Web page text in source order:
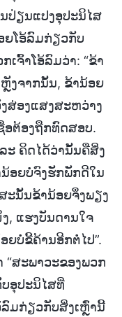
ປ່ຽນແປງອຸປະນິໄສ
ຍໂອ້ລົມກ່ຽວກັບ
ຈົ້າໂອ້ລົມວ່າ: “ຂ້າ
ງຈາກນັ້ນ, ຂ້ານ້ອຍ
ສ່ອງແສງສະຫວ່າງ
ຕ້ອງຖືກທົດສອບ.
ະ ຄິດໄດ້ວ່ານັ້ນຄືສິ່ງ
ອຍບໍ່ຈົງຮັກພັກດີໃນ
ນັ້ນຂ້ານ້ອຍຈຶ່ງພຽງ
, ແຮງບັນດານໃຈ
ຍບໍ່ຂີ້ຄ້ານອີກຕໍ່ໄປ”.
“ສະພາວະຂອງພວກ
ອຸປະນິໄສທີ່
ລົມກ່ຽວກັບສິ່ງເຫຼົ່ານີ້